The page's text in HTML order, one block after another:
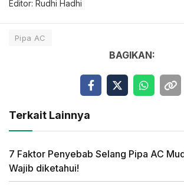
Editor: Rudhi Hadhi
Pipa AC
BAGIKAN:
Terkait Lainnya
7 Faktor Penyebab Selang Pipa AC
Wajib diketahui!